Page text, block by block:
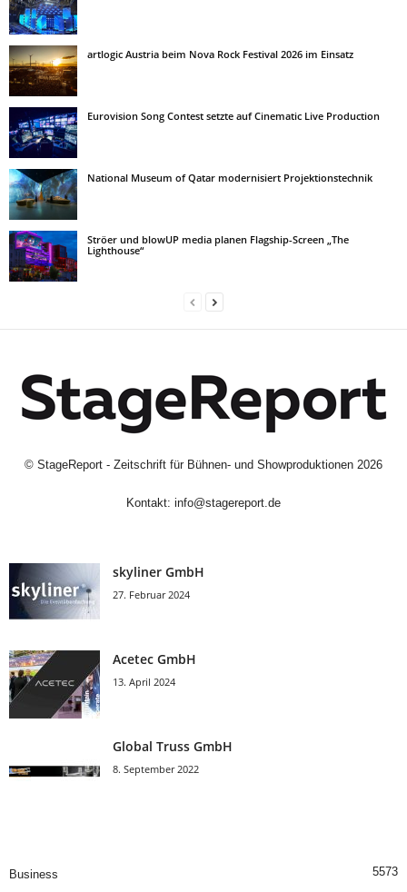
artlogic Austria beim Nova Rock Festival 2026 im Einsatz
Eurovision Song Contest setzte auf Cinematic Live Production
National Museum of Qatar modernisiert Projektionstechnik
Ströer und blowUP media planen Flagship-Screen „The
Lighthouse“
© StageReport - Zeitschrift für Bühnen- und Showproduktionen 2026
Kontakt: info@stagereport.de
skyliner GmbH
27. Februar 2024
Acetec GmbH
13. April 2024
Global Truss GmbH
8. September 2022
Business 5573